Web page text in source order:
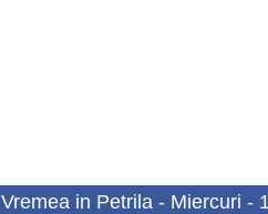
Vremea in Petrila - Miercuri -